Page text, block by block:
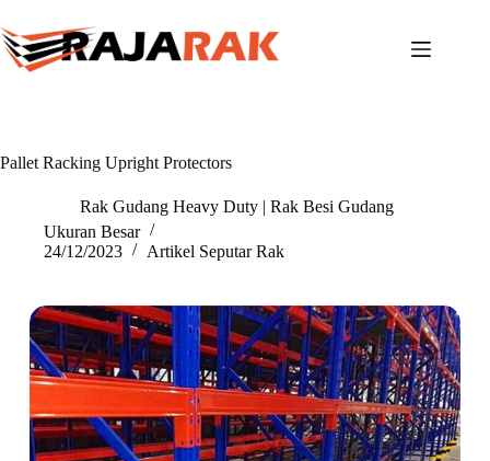
to
content
Pallet Racking Upright Protectors
Rak Gudang Heavy Duty | Rak Besi Gudang
Ukuran Besar
24/12/2023
Artikel Seputar Rak